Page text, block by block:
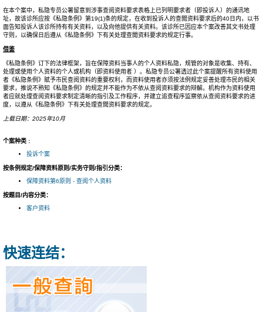
在本个案中，私隐专员公署留意到涉事查阅资料要求表格上已列明要求者（即投诉人）的通讯地
址，故该诊所应按《私隐条例》第19(1)条的规定，在收到投诉人的查閲资料要求后的40日内，以书
面告知投诉人该诊所持有有关资料，以及向他提供有关资料。该诊所已因应本个案改善其文书处理
守则，以确保日后遵从《私隐条例》下有关处理查閲资料要求的规定行事。
借鉴
《私隐条例》订下的法律框架，旨在保障资料当事人的个人资料私隐，规管的对象是收集、持有、
处理或使用个人资料的个人或机构（即资料使用者 ）。私隐专员公署透过此个案提醒所有资料使用
者《私隐条例》赋予市民查阅资料的重要权利，而资料使用者亦须按法例规定妥善处理市民的相关
要求，推说不熟知《私隐条例》的规定并不能作为不依从查阅资料要求的辩解。机构作为资料使用
者应就处理查阅资料要求制定清晰的指引及工作程序，并建立追查程序监察依从查阅资料要求的进
度，以遵从《私隐条例》下有关处理查閲资料要求的规定。
上载日期：2025年10月
个案种类 :
投诉个案
按条例规定/保障资料原则/实务守则/指引分类：
保障资料第6原则 - 查阅个人资料
按题目/内容分类：
客户资料
快速连结：